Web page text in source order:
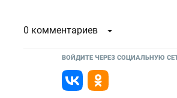
0 комментариев
ВОЙДИТЕ ЧЕРЕЗ СОЦИАЛЬНУЮ